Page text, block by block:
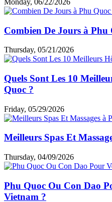
des récifs coralliens
snorkeling. La combinaison de
d'histoire fait dePhu Quoc
Minasa Callie 5.0
Phu Quoc est-il une bonne
Phu Quocest une excellente
offrant un parfait mélange
pour que les enfants
L'île propose également de
telles que la randonnée, la
destination amusante et
familles peuvent également
l’histoire en visitant des
des sites historiques.